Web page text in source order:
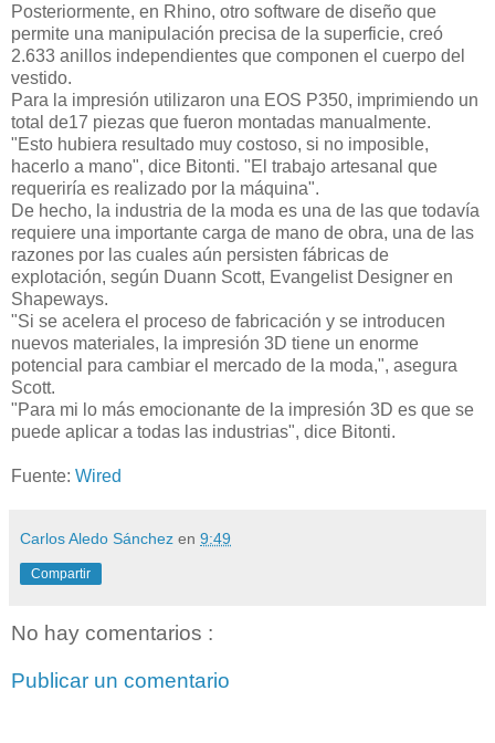
Posteriormente, en Rhino, otro software de diseño que
permite una manipulación precisa de la superficie, creó
2.633 anillos independientes que componen el cuerpo del
vestido.
Para la impresión utilizaron una EOS P350, imprimiendo un
total de17 piezas que fueron montadas manualmente.
"Esto hubiera resultado muy costoso, si no imposible,
hacerlo a mano", dice Bitonti. "El trabajo artesanal que
requeriría es realizado por la máquina".
De hecho, la industria de la moda es una de las que todavía
requiere una importante carga de mano de obra, una de las
razones por las cuales aún persisten fábricas de
explotación, según Duann Scott, Evangelist Designer en
Shapeways.
"Si se acelera el proceso de fabricación y se introducen
nuevos materiales, la impresión 3D tiene un enorme
potencial para cambiar el mercado de la moda,", asegura
Scott.
"Para mi lo más emocionante de la impresión 3D es que se
puede aplicar a todas las industrias", dice Bitonti.
Fuente: Wired
Carlos Aledo Sánchez en 9:49
Compartir
No hay comentarios :
Publicar un comentario